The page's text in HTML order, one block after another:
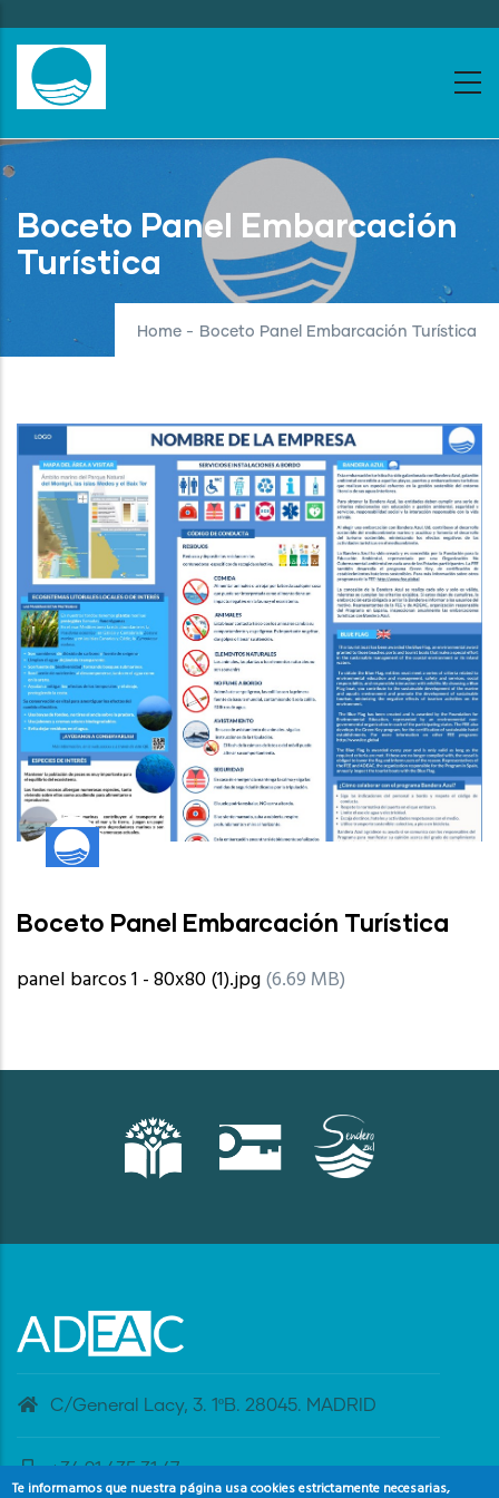
to
main
content
Boceto Panel Embarcación
Turística
Home - Boceto Panel Embarcación Turística
Boceto Panel Embarcación Turística
panel barcos 1 - 80x80 (1).jpg(6.69 MB)
C/General Lacy, 3. 1ºB. 28045. MADRID
+34 91 435 31 47
Te informamos que nuestra página usa cookies estrictamente necesarias,